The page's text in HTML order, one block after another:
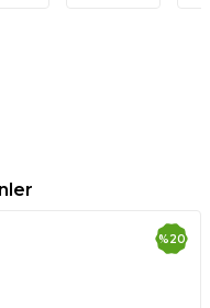
%20